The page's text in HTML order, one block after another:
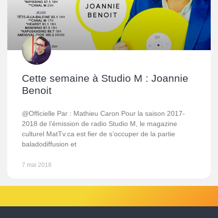
Cette semaine à Studio M : Joannie
Benoit
@Officielle Par : Mathieu Caron Pour la saison 2017-
2018 de l’émission de radio Studio M, le magazine
culturel MatTv.ca est fier de s’occuper de la partie
baladodiffusion et
7 mai 2018